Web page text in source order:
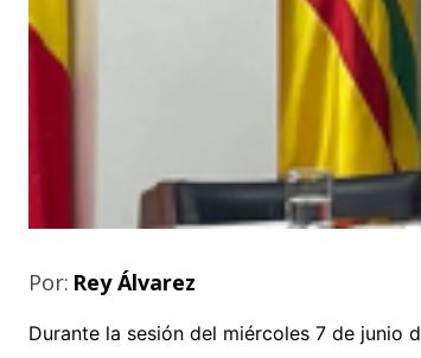
Por: Rey Álvarez
Durante la sesión del miércoles 7 de junio